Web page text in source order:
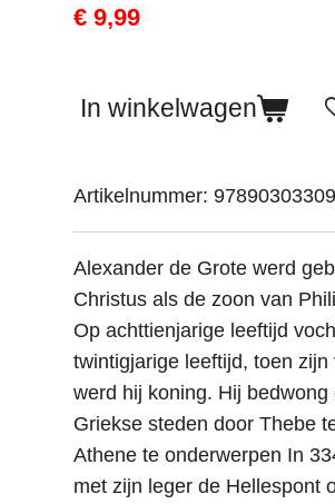
€ 9,99
In winkelwagen
Artikelnummer:
Alexander de Grote werd
Christus als de zoon van
Op achttienjarige leeftijd
twintigjarige leeftijd, toen
werd hij koning. Hij
Griekse steden door Thebe
Athene te onderwerpen In
met zijn leger de Hellespont